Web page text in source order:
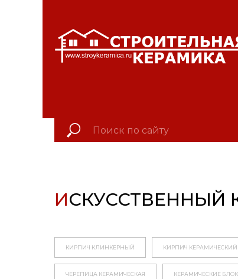
ИСКУССТВЕННЫЙ
КИРПИЧ КЛИНКЕРНЫЙ КИРПИЧ КЕРАМИЧЕСКИЙ
ЧЕРЕПИЦА КЕРАМИЧЕСКАЯ КЕРАМИЧЕСКИЕ